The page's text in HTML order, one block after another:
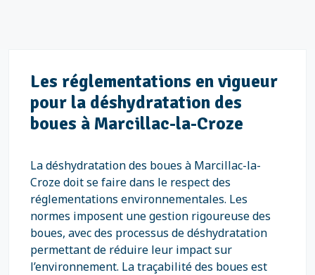
Les réglementations en vigueur
pour la déshydratation des
boues à Marcillac-la-Croze
La déshydratation des boues à Marcillac-la-
Croze doit se faire dans le respect des
réglementations environnementales. Les
normes imposent une gestion rigoureuse des
boues, avec des processus de déshydratation
permettant de réduire leur impact sur
l’environnement. La traçabilité des boues est